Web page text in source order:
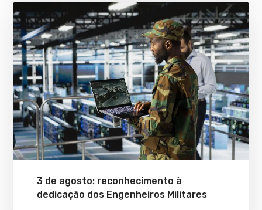
3 de agosto: reconhecimento à
dedicação dos Engenheiros Militares